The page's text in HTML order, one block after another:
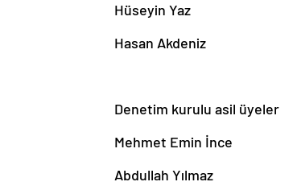
Hüseyin Yaz
Hasan Akdeniz
Denetim kurulu asil üyeler
Mehmet Emin İnce
Abdullah Yılmaz